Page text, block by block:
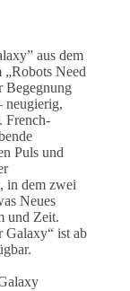
aus dem
Need
Begegnung
neugierig,
French-
Puls und
in dem zwei
Neues
und Zeit.
Galaxy“ ist ab